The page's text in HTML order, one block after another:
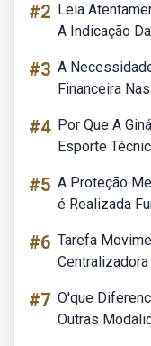
#2 Leia
A Indicação
#3 A
Financeira
#4 Por Que A
Esporte
#5 A Proteção
é Realizada
#6 Tarefa
#7 O'que
Outras